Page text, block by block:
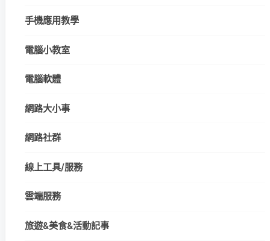
手機應用教學
電腦小教室
電腦軟體
網路大小事
網路社群
線上工具/服務
雲端服務
旅遊&美食&活動記事